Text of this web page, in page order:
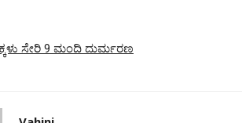
ಸೇರಿ 9 ಮಂದಿ ದುರ್ಮರಣ